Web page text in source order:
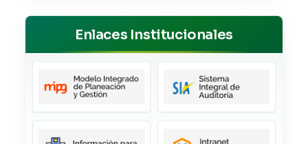
Enlaces Institucionales